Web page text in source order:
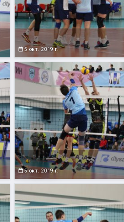
5 окт. 2019 г.
5 окт. 2019 г.